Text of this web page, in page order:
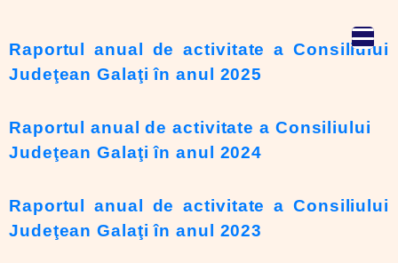
Raportul anual de activitate a Consiliului
Judeţean Galaţi în anul 2025
Raportul anual de activitate a Consiliului
Judeţean Galaţi în anul 2024
Raportul anual de activitate a Consiliului
Judeţean Galaţi în anul 2023